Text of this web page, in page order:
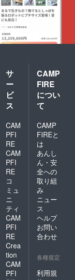
サ
ー
ビ
ス
CAM
PFI
RE
CAM
PFI
RE
コ
ミュ
ニ
ティ
CAM
PFI
RE
Crea
tion
CAM
PFI
CAMP
FIRE
につい
て
CAMP
FIREと
は
あんし
ん・安
全への
取り組
み
ニュー
ス
ヘルプ
お問い
合わせ
各種規定
利用規